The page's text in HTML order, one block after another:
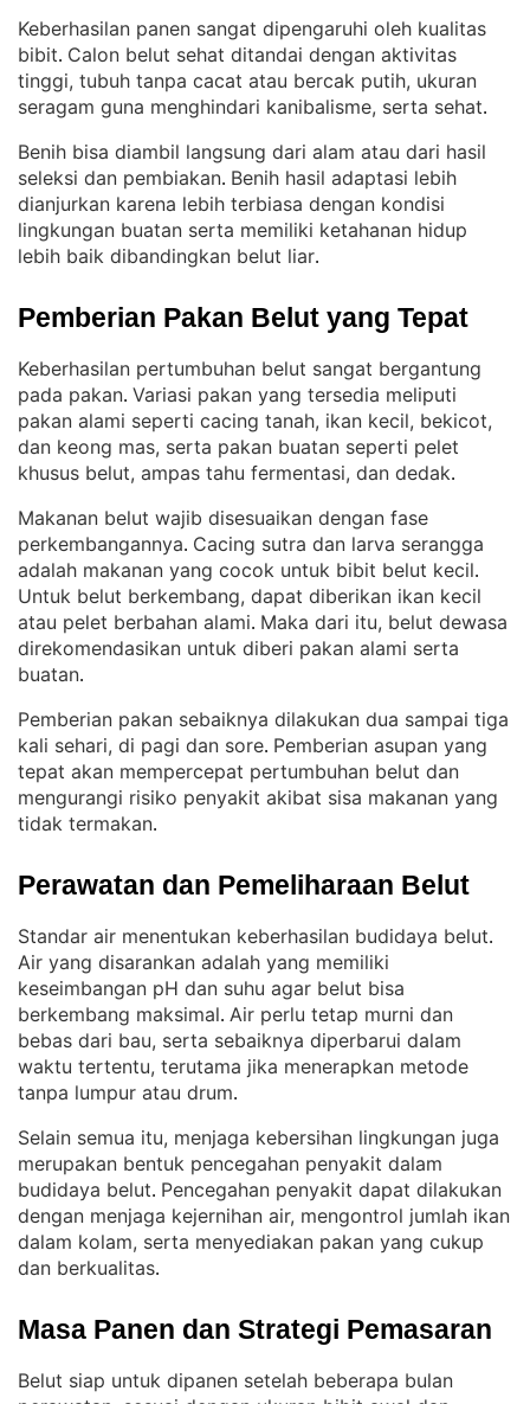
Keberhasilan panen sangat dipengaruhi oleh kualitas
bibit. Calon belut sehat ditandai dengan aktivitas
tinggi, tubuh tanpa cacat atau bercak putih, ukuran
seragam guna menghindari kanibalisme, serta sehat.
Benih bisa diambil langsung dari alam atau dari hasil
seleksi dan pembiakan. Benih hasil adaptasi lebih
dianjurkan karena lebih terbiasa dengan kondisi
lingkungan buatan serta memiliki ketahanan hidup
lebih baik dibandingkan belut liar.
Pemberian Pakan Belut yang Tepat
Keberhasilan pertumbuhan belut sangat bergantung
pada pakan. Variasi pakan yang tersedia meliputi
pakan alami seperti cacing tanah, ikan kecil, bekicot,
dan keong mas, serta pakan buatan seperti pelet
khusus belut, ampas tahu fermentasi, dan dedak.
Makanan belut wajib disesuaikan dengan fase
perkembangannya. Cacing sutra dan larva serangga
adalah makanan yang cocok untuk bibit belut kecil
Untuk belut berkembang, dapat diberikan ikan kecil
atau pelet berbahan alami. Maka dari itu, belut dewasa
direkomendasikan untuk diberi pakan alami serta
buatan.
Pemberian pakan sebaiknya dilakukan dua sampai tiga
kali sehari, di pagi dan sore. Pemberian asupan yang
tepat akan mempercepat pertumbuhan belut dan
mengurangi risiko penyakit akibat sisa makanan yang
tidak termakan.
Perawatan dan Pemeliharaan Belut
Standar air menentukan keberhasilan budidaya belut
Air yang disarankan adalah yang memiliki
keseimbangan pH dan suhu agar belut bisa
berkembang maksimal. Air perlu tetap murni dan
bebas dari bau, serta sebaiknya diperbarui dalam
waktu tertentu, terutama jika menerapkan metode
tanpa lumpur atau drum.
Selain semua itu, menjaga kebersihan lingkungan juga
merupakan bentuk pencegahan penyakit dalam
budidaya belut. Pencegahan penyakit dapat dilakukan
dengan menjaga kejernihan air, mengontrol jumlah ikan
dalam kolam, serta menyediakan pakan yang cukup
dan berkualitas.
Masa Panen dan Strategi Pemasaran
Belut siap untuk dipanen setelah beberapa bulan